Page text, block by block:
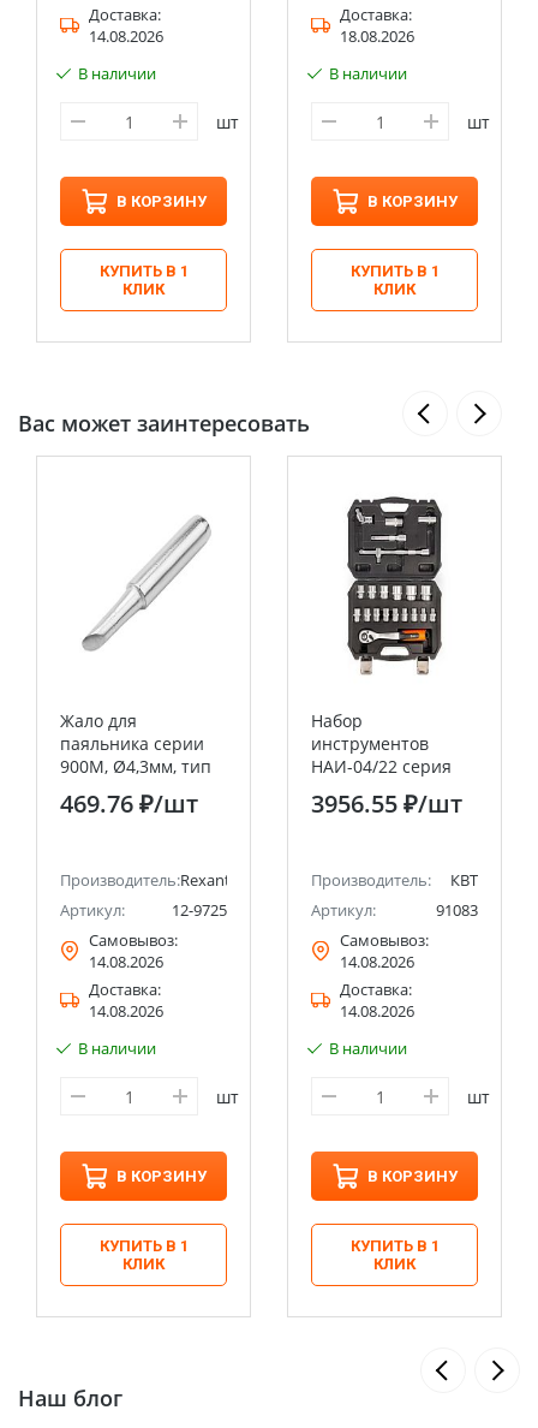
Доставка:
14.08.2026
В наличии
шт
В КОРЗИНУ
КУПИТЬ В 1
КЛИК
Доставка:
18.08.2026
В наличии
шт
В КОРЗИНУ
КУПИТЬ В 1
КЛИК
Вас может заинтересовать
Жало для
паяльника серии
900М, Ø4,3мм, тип
скошенный
большой 4,0мм,
469.76 ₽/шт
Производитель:Rexant
Артикул:
12-9725
Самовывоз:
14.08.2026
Доставка:
14.08.2026
В наличии
шт
В КОРЗИНУ
КУПИТЬ В 1
КЛИК
Набор
инструментов
НАИ-04/22 серия
KBT-PROFESSIONAL
3956.55 ₽/шт
Производитель:
КВТ
Артикул:
91083
Самовывоз:
14.08.2026
Доставка:
14.08.2026
В наличии
шт
В КОРЗИНУ
КУПИТЬ В 1
КЛИК
Наш блог